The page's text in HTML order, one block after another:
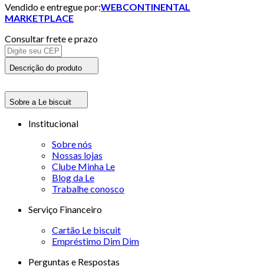
Vendido e entregue por:WEBCONTINENTAL
MARKETPLACE
Consultar frete e prazo
Descrição do produto
Sobre a Le biscuit
Institucional
Sobre nós
Nossas lojas
Clube Minha Le
Blog da Le
Trabalhe conosco
Serviço Financeiro
Cartão Le biscuit
Empréstimo Dim Dim
Perguntas e Respostas